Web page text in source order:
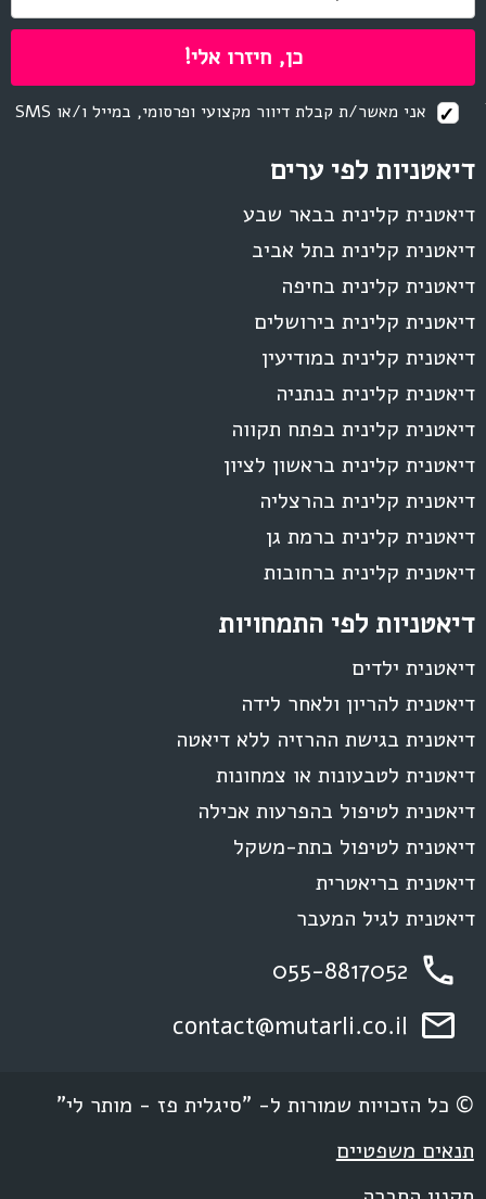
דיאטניות לפי ערים
דיאטנית קלינית בבאר שבע
דיאטנית קלינית בתל אביב
דיאטנית קלינית בחיפה
דיאטנית קלינית בירושלים
דיאטנית קלינית במודיעין
דיאטנית קלינית בנתניה
דיאטנית קלינית בפתח תקווה
דיאטנית קלינית בראשון לציון
דיאטנית קלינית בהרצליה
דיאטנית קלינית ברמת גן
דיאטנית קלינית ברחובות
דיאטניות לפי התמחויות
דיאטנית ילדים
דיאטנית להריון ולאחר לידה
דיאטנית בגישת ההרזיה ללא דיאטה
דיאטנית לטבעונות או צמחונות
דיאטנית לטיפול בהפרעות אכילה
דיאטנית לטיפול בתת-משקל
דיאטנית בריאטרית
דיאטנית לגיל המעבר
אני מאשר/ת קבלת דיוור מקצועי ופרסומי, במייל ו/או SMS
055-8817052
contact@mutarli.co.il
© כל הזכויות שמורות ל- "סיגלית פז - מותר לי"
תנאים משפטיים